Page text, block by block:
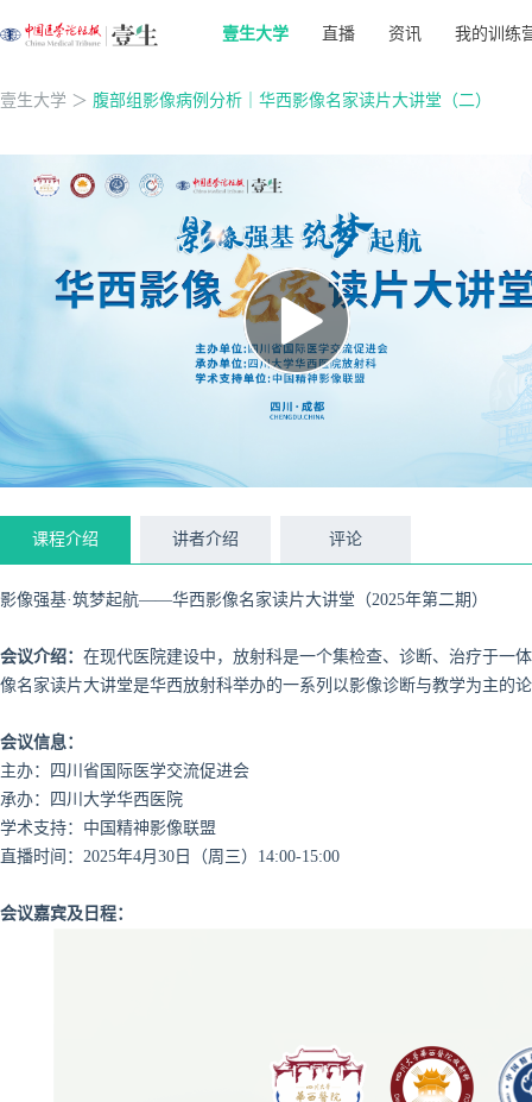
壹生大学 直播 资讯 我的训练
壹生大学 ＞ 腹部组影像病例分析｜华西影像名家读片大讲堂（二）
课程介绍 讲者介绍 评论
影像强基·筑梦起航——华西影像名家读片大讲堂（2025年第二期）
会议介绍： 在现代医院建设中，放射科是一个集检查、诊断、治疗于一
像名家读片大讲堂是华西放射科举办的一系列以影像诊断与教学为主的
会议信息：
主办：四川省国际医学交流促进会
承办：四川大学华西医院
学术支持：中国精神影像联盟
直播时间：2025年4月30日（周三）14:00-15:00
会议嘉宾及日程：